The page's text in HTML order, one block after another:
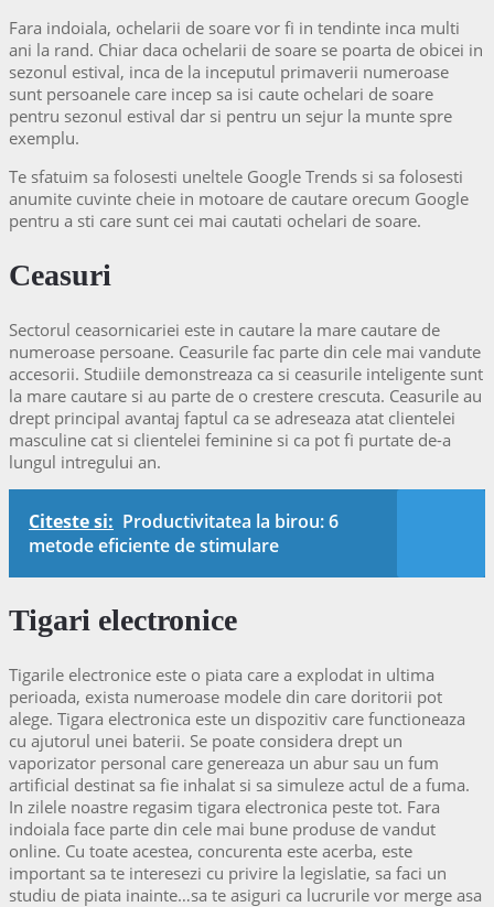
Fara indoiala, ochelarii de soare vor fi in tendinte inca multi
ani la rand. Chiar daca ochelarii de soare se poarta de obicei in
sezonul estival, inca de la inceputul primaverii numeroase
sunt persoanele care incep sa isi caute ochelari de soare
pentru sezonul estival dar si pentru un sejur la munte spre
exemplu.
Te sfatuim sa folosesti uneltele Google Trends si sa folosesti
anumite cuvinte cheie in motoare de cautare orecum Google
pentru a sti care sunt cei mai cautati ochelari de soare.
Ceasuri
Sectorul ceasornicariei este in cautare la mare cautare de
numeroase persoane. Ceasurile fac parte din cele mai vandute
accesorii. Studiile demonstreaza ca si ceasurile inteligente sunt
la mare cautare si au parte de o crestere crescuta. Ceasurile au
drept principal avantaj faptul ca se adreseaza atat clientelei
masculine cat si clientelei feminine si ca pot fi purtate de-a
lungul intregului an.
Citeste si: Productivitatea la birou: 6
metode eficiente de stimulare
Tigari electronice
Tigarile electronice este o piata care a explodat in ultima
perioada, exista numeroase modele din care doritorii pot
alege. Tigara electronica este un dispozitiv care functioneaza
cu ajutorul unei baterii. Se poate considera drept un
vaporizator personal care genereaza un abur sau un fum
artificial destinat sa fie inhalat si sa simuleze actul de a fuma.
In zilele noastre regasim tigara electronica peste tot. Fara
indoiala face parte din cele mai bune produse de vandut
online. Cu toate acestea, concurenta este acerba, este
important sa te interesezi cu privire la legislatie, sa faci un
studiu de piata inainte…sa te asiguri ca lucrurile vor merge asa